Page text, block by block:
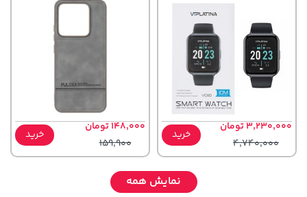
3,230,000 تومان
4,740,000
خرید
148,000 تومان
159,900
خرید
نمایش همه